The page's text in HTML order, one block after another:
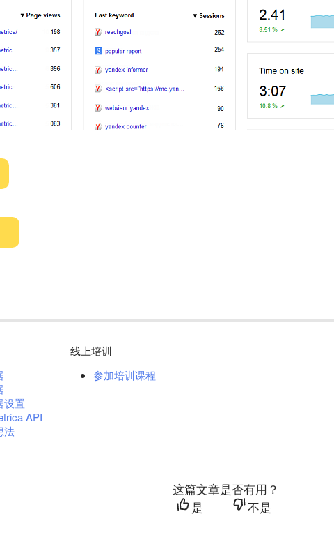
设置
API
法
线上培训
参加培训课程
这篇文章是否有用？
是
不是